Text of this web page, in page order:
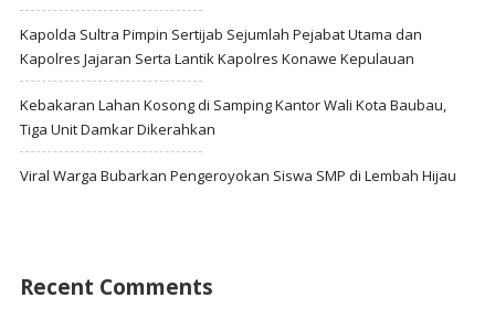
Kapolda Sultra Pimpin Sertijab Sejumlah Pejabat Utama dan
Kapolres Jajaran Serta Lantik Kapolres Konawe Kepulauan
Kebakaran Lahan Kosong di Samping Kantor Wali Kota Baubau,
Tiga Unit Damkar Dikerahkan
Viral Warga Bubarkan Pengeroyokan Siswa SMP di Lembah Hijau
Recent Comments